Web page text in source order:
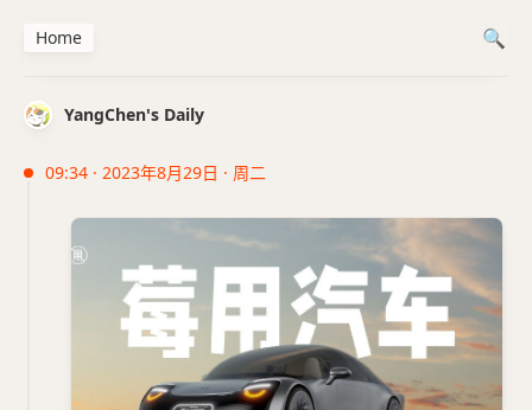
YangChen's Daily
09:34 · 2023年8月29日 · 周二
Home